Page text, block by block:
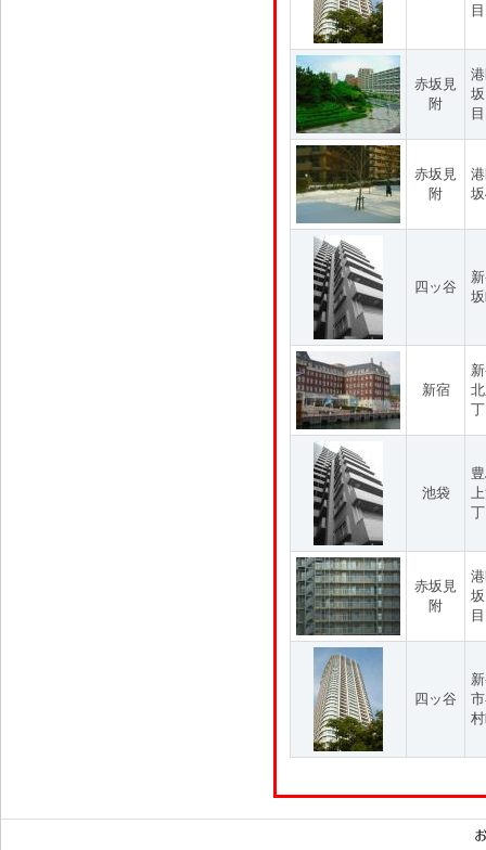
目
赤坂見
附
目
赤坂見
附
四ッ谷
新宿
池袋
赤坂見
附
目
四ッ谷